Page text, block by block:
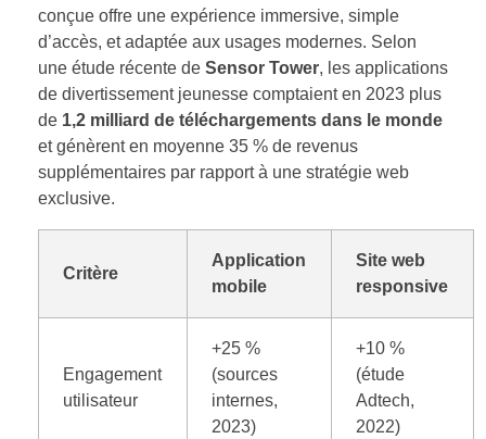
conçue offre une expérience immersive, simple
d’accès, et adaptée aux usages modernes. Selon
une étude récente de Sensor Tower, les applications
de divertissement jeunesse comptaient en 2023 plus
de 1,2 milliard de téléchargements dans le monde
et génèrent en moyenne 35 % de revenus
supplémentaires par rapport à une stratégie web
exclusive.
Critère
Application
mobile
Site web
responsive
Engagement
utilisateur
+25 %
(sources
internes,
2023)
+10 %
(étude
Adtech,
2022)